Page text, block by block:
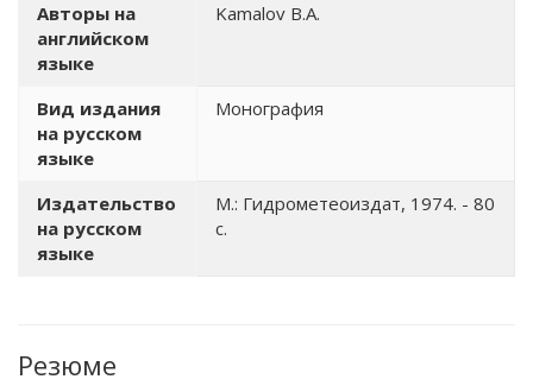
Авторы на
английском
языке
Kamalov B.A.
Вид издания
на русском
языке
Монография
Издательство
на русском
языке
М.: Гидрометеоиздат, 1974. - 80
с.
Резюме